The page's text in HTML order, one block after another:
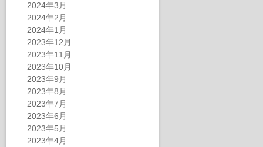
2024年3月
2024年2月
2024年1月
2023年12月
2023年11月
2023年10月
2023年9月
2023年8月
2023年7月
2023年6月
2023年5月
2023年4月